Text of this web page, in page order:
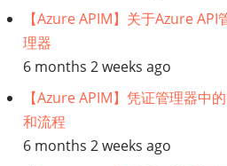
【Azure APIM】关于Azure
理器
6 months 2 weeks ago
【Azure APIM】凭证管理器中
和流程
6 months 2 weeks ago